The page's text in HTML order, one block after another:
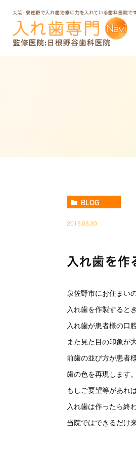
BLOG
2015.03.30
入れ歯を作
泉佐野市にお住まい
入れ歯を作製すると
入れ歯が患者様の口
また見た目の印象が
前歯の並び方が患者
歯の色を再現します
もしご要望等があれ
入れ歯は作ったら終
当院ではできるだけ